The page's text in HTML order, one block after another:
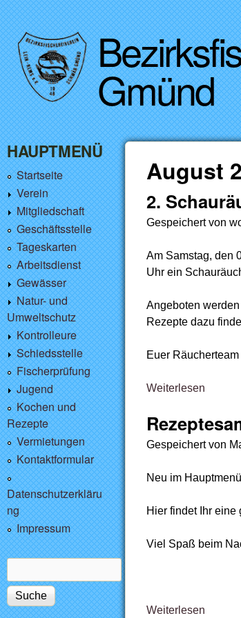
Gmünd
August
2.
Gespeichert von
Am Samstag, den
Uhr ein
Angeboten
Rezepte dazu
Euer Räucherteam
Weiterlesen
Gespeichert von
Neu im
Hier findet Ihr
Viel Spaß beim
Weiterlesen
HAUPTMENÜ
Startseite
Verein
Mitgliedschaft
Geschäftsstelle
Tageskarten
Arbeitsdienst
Gewässer
Natur- und
Umweltschutz
Kontrolleure
Schiedsstelle
Fischerprüfung
Jugend
Kochen und
Rezepte
Vermietungen
Kontaktformular
Datenschutzerkläru
ng
Impressum
Suchformular